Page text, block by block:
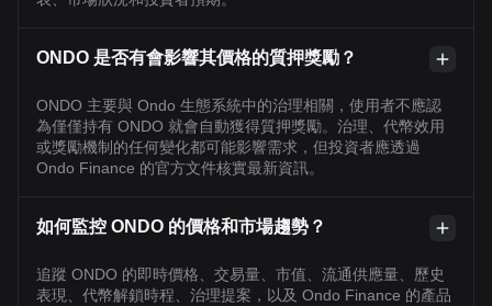
ONDO 是否有會影響其價格的質押獎勵？
ONDO 主要與 Ondo 生態系統中的治理相關，使用者不應認
為僅僅持有 ONDO 就會自動獲得質押獎勵。治理、代幣效用
或獎勵機制的任何變化都可能影響需求，但投資者應透過
Ondo Finance 的官方文件核實最新資訊。
如何監控 ONDO 的價格和市場趨勢？
追蹤 ONDO 的即時價格、交易量、市值、流通供應量、歷史
表現、代幣解鎖時程、治理提案，以及 Ondo Finance 的產品